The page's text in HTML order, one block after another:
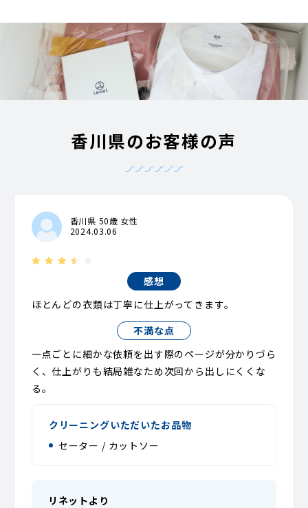
香川県のお客様の声
香川県 50歳 女性
2024.03.06
感想
ほとんどの衣類は丁寧に仕上がってきます。
不満な点
一点ごとに細かな依頼を出す際のページが分かりづら
く、仕上がりも結局雑なため次回から出しにくくな
る。
クリーニングいただいたお品物
セーター / カットソー
リネットより